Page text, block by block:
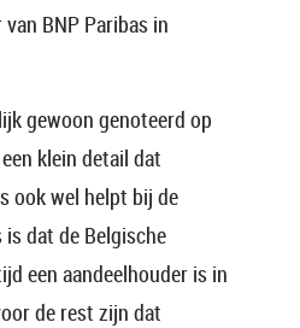
BNP Paribas in
gewoon genoteerd op
klein detail dat
ook wel helpt bij de
dat de Belgische
een aandeelhouder is in
de rest zijn dat